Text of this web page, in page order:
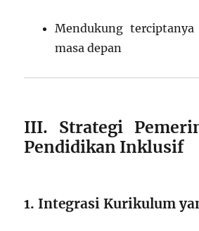
Mendukung
masa depan
III. Strategi
Pendidikan Inklusif
1. Integrasi Kurikulum